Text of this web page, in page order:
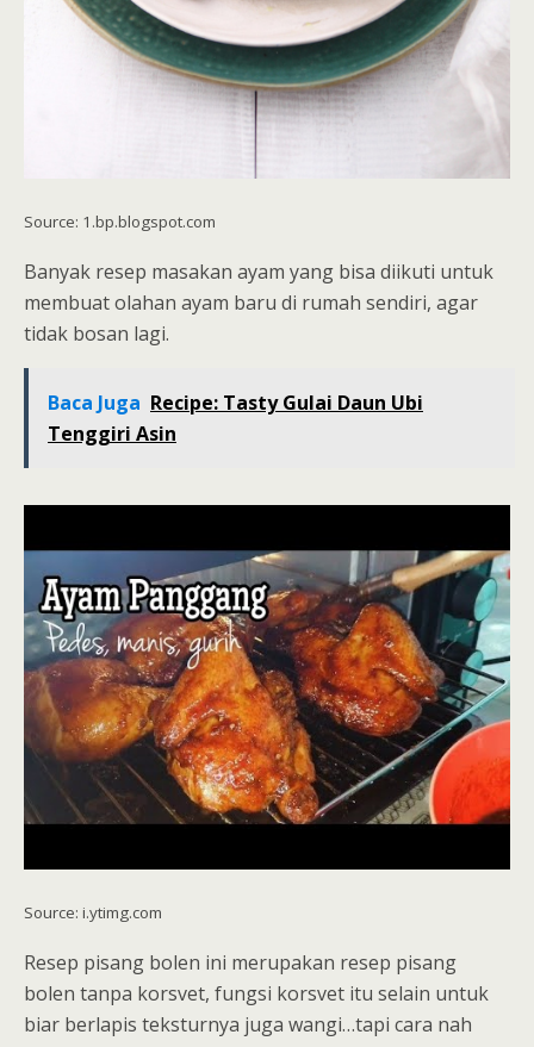
Source: 1.bp.blogspot.com
Banyak resep masakan ayam yang bisa diikuti untuk
membuat olahan ayam baru di rumah sendiri, agar
tidak bosan lagi.
Baca Juga Recipe: Tasty Gulai Daun Ubi
Tenggiri Asin
Source: i.ytimg.com
Resep pisang bolen ini merupakan resep pisang
bolen tanpa korsvet, fungsi korsvet itu selain untuk
biar berlapis teksturnya juga wangi…tapi cara nah